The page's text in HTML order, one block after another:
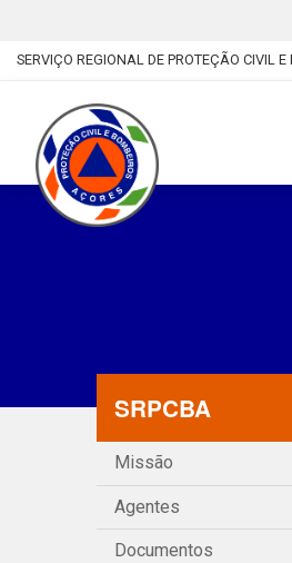
SERVIÇO REGIONAL DE PROTEÇÃO CIVIL
SRPCBA
Missão
Agentes
Documentos